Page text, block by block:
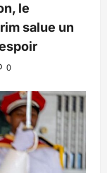
le
salue un
0